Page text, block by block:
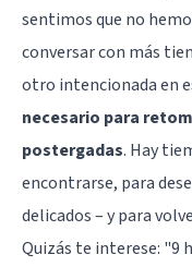
sentimos que no
conversar con más
otro intencionada en
necesario para
postergadas. Hay
encontrarse, para
delicados – y para
Quizás te interese: "9